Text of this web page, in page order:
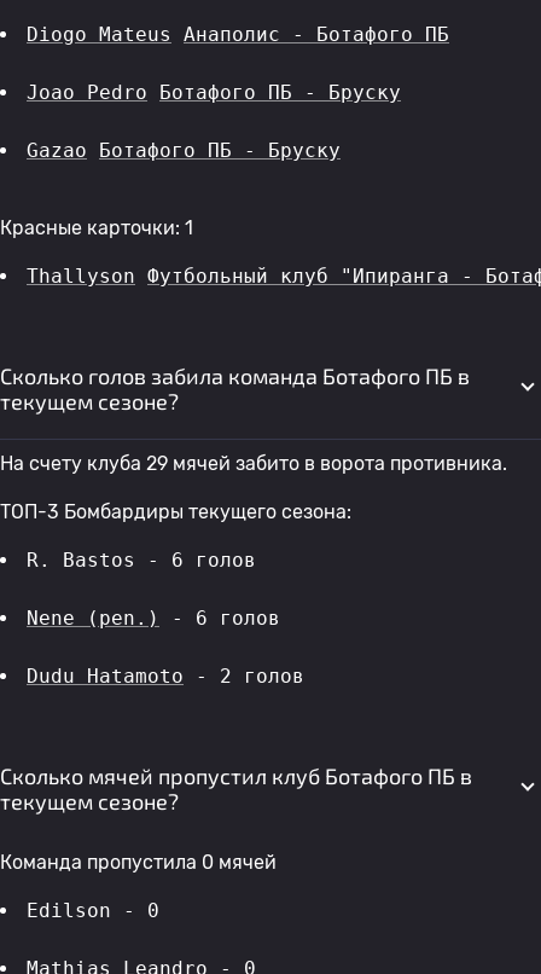
Diogo Mateus Анаполис - Ботафого ПБ
Joao Pedro Ботафого ПБ - Бруску
Gazao Ботафого ПБ - Бруску
Красные карточки: 1
Thallyson Футбольный клуб "Ипиранга -
Сколько голов забила команда Ботафого ПБ в
текущем сезоне?
На счету клуба 29 мячей забито в ворота противника.
ТОП-3 Бомбардиры текущего сезона:
R. Bastos - 6 голов
Nene (pen.) - 6 голов
Dudu Hatamoto - 2 голов
Сколько мячей пропустил клуб Ботафого ПБ в
текущем сезоне?
Команда пропустила 0 мячей
Edilson - 0
Mathias Leandro - 0